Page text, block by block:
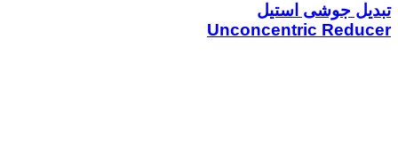
تبدیل جوشی استیل
Unconcentric Reducer